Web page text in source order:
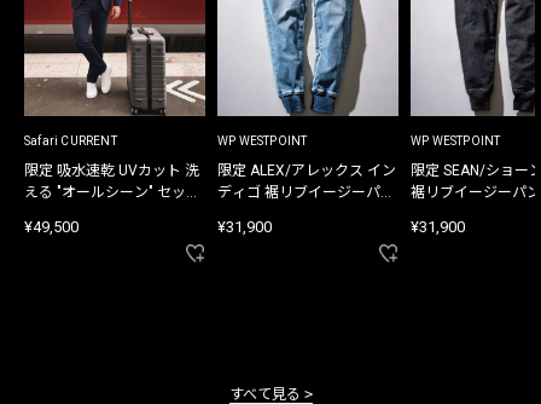
Safari CURRENT
限定 吸水速乾 UVカット 洗
える "オールシーン" セット
¥49,500
WP WESTPOINT
限定 ALEX/アレックス イン
ディゴ 裾リブイージーパン
¥31,900
WP WESTPOINT
限定 SEAN/ショー
裾リブイージーパ
¥31,900
すべて見る